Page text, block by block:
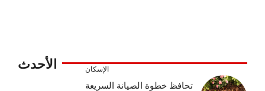
الأحدث الإسكان
تحافظ خطوة الصيانة السريعة